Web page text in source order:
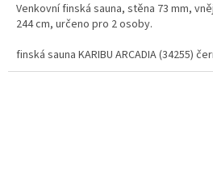
Venkovní finská sauna, stěna 73 mm,
244 cm, určeno pro 2 osoby.
finská sauna KARIBU ARCADIA (34255)